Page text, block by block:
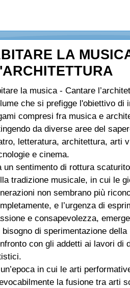
LA
la musica - Cantare
che si prefigge l'obiettivo di
compresi fra musica e
da diverse aree del
letteratura, architettura, arti
e cinema.
un sentimento di rottura
tradizione musicale, in cui le
non sembrano più
e l’urgenza di
e consapevolezza,
bisogno di sperimentazione
con gli addetti ai lavori di
in cui le arti
la fusione tra arti